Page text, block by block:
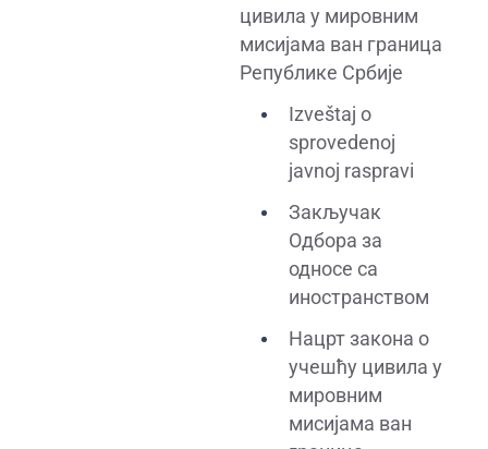
цивила у мировним
мисијама ван граница
Републике Србије
Izveštaj o
sprovedenoj
javnoj raspravi
Закључак
Одбора за
односе са
иностранством
Нацрт закона о
учешћу цивила у
мировним
мисијама ван